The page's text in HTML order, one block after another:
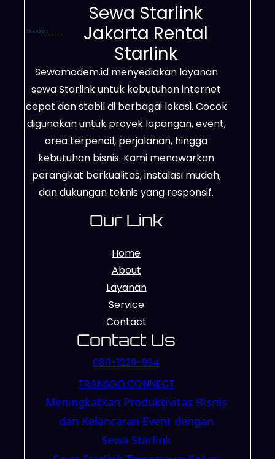
penggunaan pribadi secara
fleksibel. Selain itu, jangkauannya
luas hingga ke area terpencil,
lokasi dengan sinyal terbatas,
serta wilayah yang belum
terhubung jaringan fiber optik.
Dengan…
Sewa Starlink
Jakarta Rental
Starlink
Sewamodem.id menyediakan layanan
sewa Starlink untuk kebutuhan internet
cepat dan stabil di berbagai lokasi. Cocok
digunakan untuk proyek lapangan, event,
area terpencil, perjalanan, hingga
kebutuhan bisnis. Kami menawarkan
perangkat berkualitas, instalasi mudah,
dan dukungan teknis yang responsif.
Our Link
Home
About
Layanan
Service
Contact
Contact Us
0811-1229-994
TRANSGO.CONNECT
Meningkatkan Produktivitas Bisnis
dan Kelancaran Event dengan
Sewa Starlink